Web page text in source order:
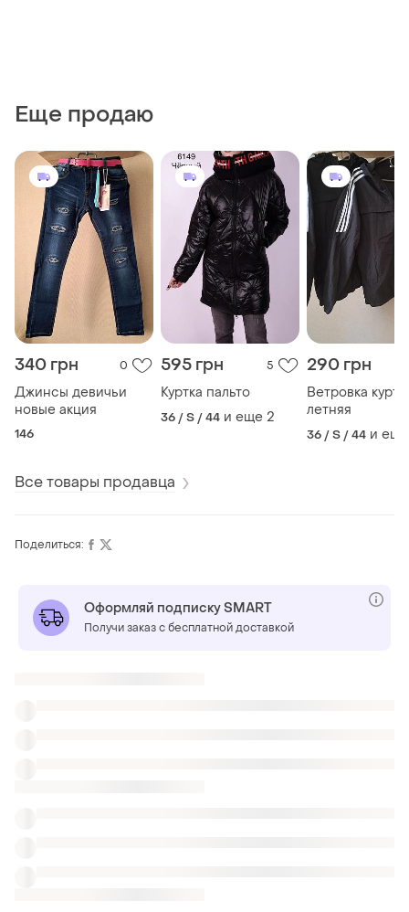
Еще продаю
340 грн 0
Джинсы девичьи
новые акция
146
595 грн 5
Куртка пальто
36 / S / 44 и еще 2
290 грн
Ветровка
летняя
36 / S / 44 и еще
Все товары продавца
Поделиться:
Оформляй подписку SMART
Получи заказ с бесплатной доставкой